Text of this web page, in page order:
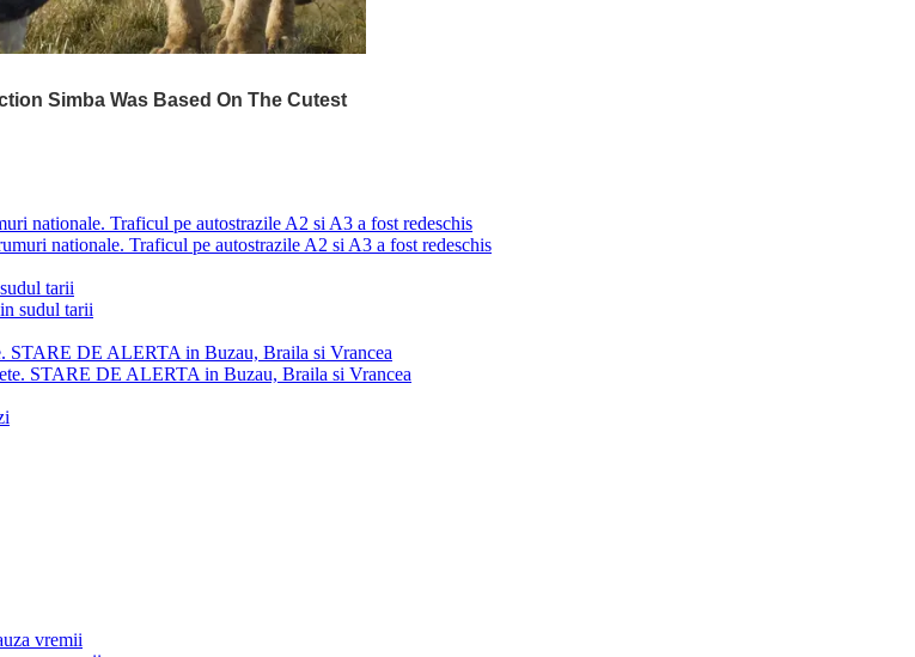
nationale. Traficul pe autostrazile A2 si A3 a fost redeschis
tarii
DE ALERTA in Buzau, Braila si Vrancea
vremii